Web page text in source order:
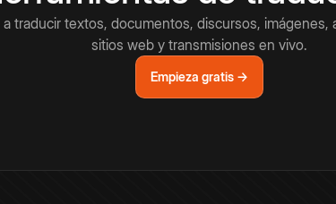
a traducir textos, documentos, discursos, imágenes,
sitios web y transmisiones en vivo.
Empieza gratis →